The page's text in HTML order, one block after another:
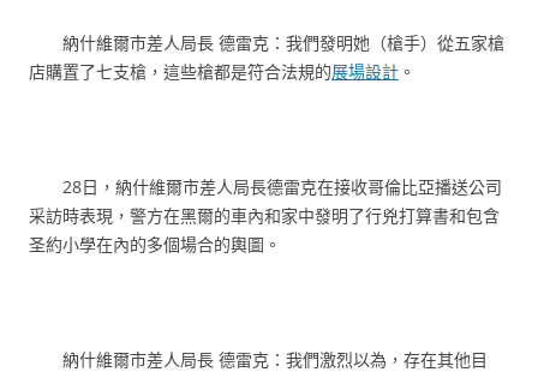
納什維爾市差人局長 德雷克：我們發明她（槍手）從五家槍
店購置了七支槍，這些槍都是符合法規的展場設計 。
28日，納什維爾市差人局長德雷克在接收哥倫比亞播送公司
采訪時表現，警方在黑爾的車內和家中發明了行兇打算書和包含
圣約小學在內的多個場合的輿圖。
納什維爾市差人局長 德雷克：我們激烈以為，存在其他目